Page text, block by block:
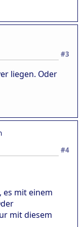
#3
liegen. Oder
#4
es mit einem
mit diesem